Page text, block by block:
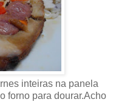
inteiras na panela
forno para dourar.Acho